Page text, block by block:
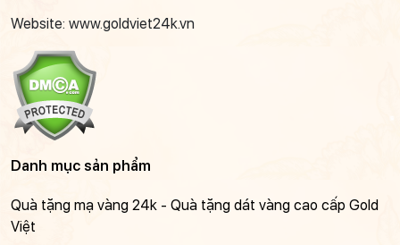
Website: www.goldviet24k.vn
Danh mục sản phẩm
Quà tặng mạ vàng 24k - Quà tặng dát vàng cao cấp Gold
Việt